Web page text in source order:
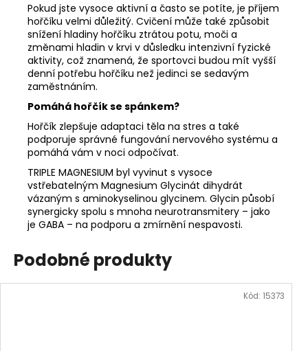
Pokud jste vysoce aktivní a často se potíte, je příjem
hořčíku velmi důležitý. Cvičení může také způsobit
snížení hladiny hořčíku ztrátou potu, moči a
změnami hladin v krvi v důsledku intenzivní fyzické
aktivity, což znamená, že sportovci budou mít vyšší
denní potřebu hořčíku než jedinci se sedavým
zaměstnáním.
Pomáhá hořčík se spánkem?
Hořčík zlepšuje adaptaci těla na stres a také
podporuje správné fungování nervového systému a
pomáhá vám v noci odpočívat.
TRIPLE MAGNESIUM byl vyvinut s vysoce
vstřebatelným Magnesium Glycinát dihydrát
vázaným s aminokyselinou glycinem. Glycin působí
synergicky spolu s mnoha neurotransmitery – jako
je GABA – na podporu a zmírnění nespavosti.
Podobné produkty
Kód: 15373